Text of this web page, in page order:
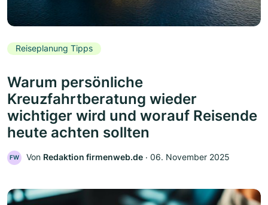
Reiseplanung Tipps
Warum persönliche
Kreuzfahrtberatung wieder
wichtiger wird und worauf Reisende
heute achten sollten
FW Von Redaktion firmenweb.de ‧ 06. November 2025